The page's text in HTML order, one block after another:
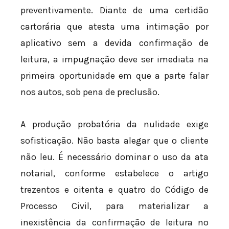
preventivamente. Diante de uma certidão
cartorária que atesta uma intimação por
aplicativo sem a devida confirmação de
leitura, a impugnação deve ser imediata na
primeira oportunidade em que a parte falar
nos autos, sob pena de preclusão.
A produção probatória da nulidade exige
sofisticação. Não basta alegar que o cliente
não leu. É necessário dominar o uso da ata
notarial, conforme estabelece o artigo
trezentos e oitenta e quatro do Código de
Processo Civil, para materializar a
inexistência da confirmação de leitura no